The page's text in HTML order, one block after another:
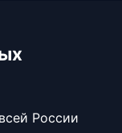
России